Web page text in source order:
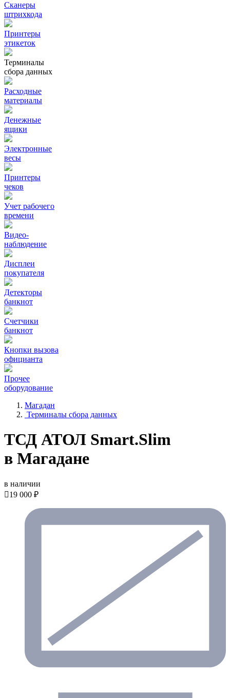
Сканеры
штрихкода
Принтеры
этикеток
Терминалы
сбора данных
Расходные
материалы
Денежные
ящики
Электронные
весы
Принтеры
чеков
Учет рабочего
времени
Видео‑
наблюдение
Дисплеи
покупателя
Детекторы
банкнот
Счетчики
банкнот
Кнопки вызова
официанта
Прочее
оборудование
Магадан
Терминалы сбора данных
ТСД АТОЛ Smart.Slim
в Магадане
в наличии
19 000 ₽